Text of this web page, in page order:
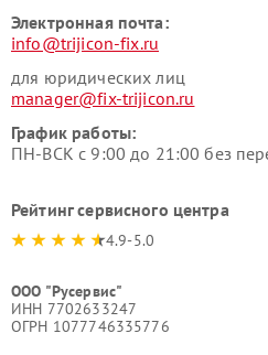
Электронная почта:
info@trijicon-fix.ru
для юридических лиц
manager@fix-trijicon.ru
График работы:
ПН-ВСК с 9:00 до 21:00 без
Рейтинг сервисного центра
4.9-5.0
ООО "Русервис"
ИНН 7702633247
ОГРН 1077746335776